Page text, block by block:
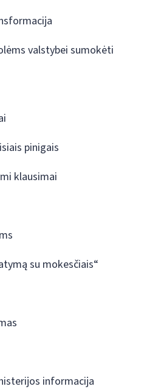
valstybei sumokėti
pinigais
klausimai
su mokesčiais“
informacija